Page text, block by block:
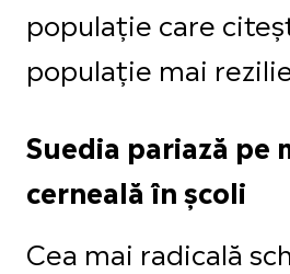
populație care
populație mai
Suedia pariază pe
cerneală în școli
Cea mai radicală